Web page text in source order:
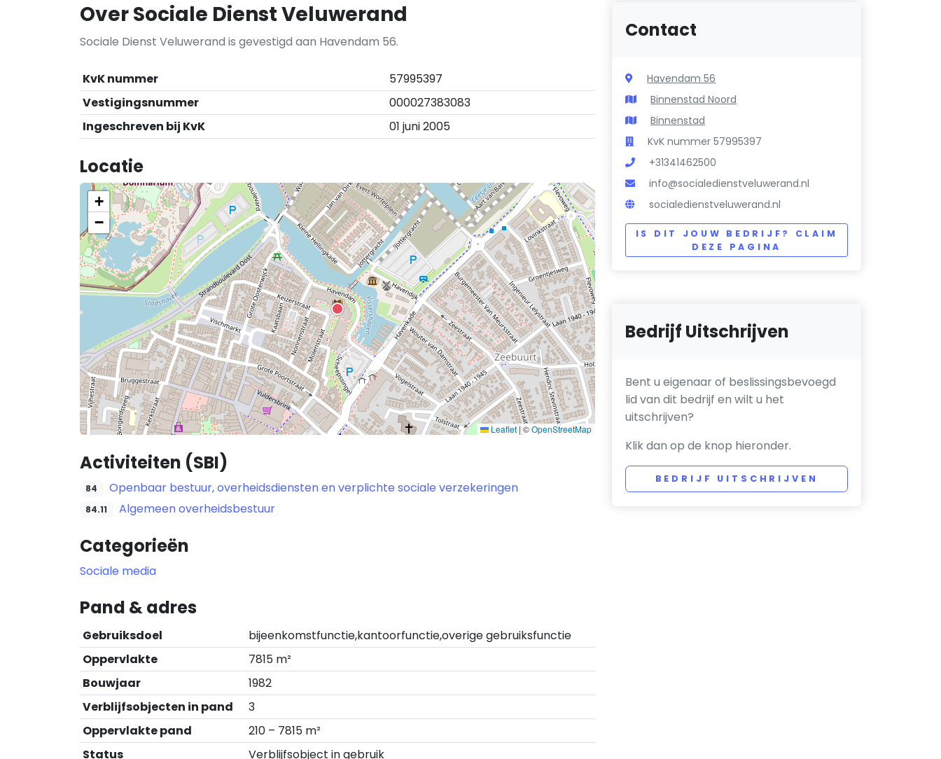
Over Sociale Dienst Veluwerand
Sociale Dienst Veluwerand is gevestigd aan Havendam 56.
KvK nummer
57995397
Vestigingsnummer
000027383083
Ingeschreven bij KvK
01 juni 2005
Locatie
+
−
Leaflet | ©OpenStreetMap
Activiteiten (SBI)
84 Openbaar bestuur, overheidsdiensten en verplichte sociale verzekeringen
84.11 Algemeen overheidsbestuur
Categorieën
Sociale media
Pand & adres
Gebruiksdoel
bijeenkomstfunctie,kantoorfunctie,overige gebruiksfunctie
Oppervlakte
7815 m²
Bouwjaar
1982
Verblijfsobjecten in pand
3
Oppervlakte pand
210 – 7815 m²
Status
Verblijfsobject in gebruik
Contact
Havendam 56
Binnenstad Noord
Binnenstad
KvK nummer 57995397
+31341462500
info@socialedienstveluwerand.nl
socialedienstveluwerand.nl
IS DIT JOUW BEDRIJF? CLAIM
DEZE PAGINA
Bedrijf Uitschrijven
Bent u eigenaar of beslissingsbevoegd
lid van dit bedrijf en wilt u het
uitschrijven?
Klik dan op de knop hieronder.
BEDRIJF UITSCHRIJVEN